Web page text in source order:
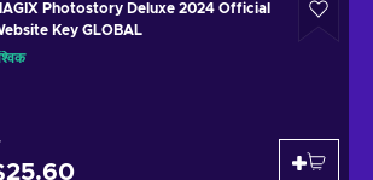
Photostory Deluxe 2024 Official
Key GLOBAL